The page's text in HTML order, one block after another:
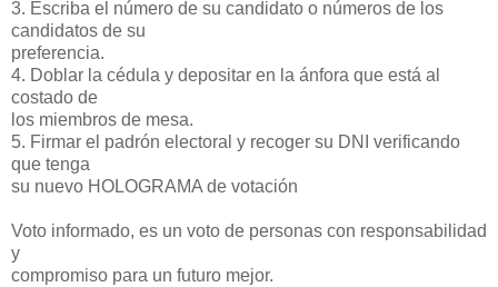
3. Escriba el número de su candidato o números de los
candidatos de su
preferencia.
4. Doblar la cédula y depositar en la ánfora que está al
costado de
los miembros de mesa.
5. Firmar el padrón electoral y recoger su DNI verificando
que tenga
su nuevo HOLOGRAMA de votación
Voto informado, es un voto de personas con responsabilidad
y
compromiso para un futuro mejor.